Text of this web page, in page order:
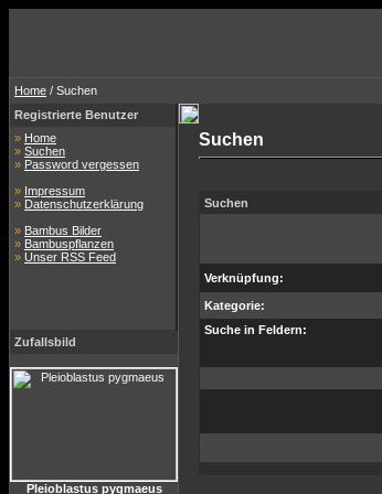
Home / Suchen
Registrierte Benutzer
» Home
» Suchen
» Password vergessen
» Impressum
» Datenschutzerklärung
» Bambus Bilder
» Bambuspflanzen
» Unser RSS Feed
Zufallsbild
Pleioblastus pygmaeus
Suchen
Suchen
Verknüpfung:
Kategorie:
Suche in Feldern: